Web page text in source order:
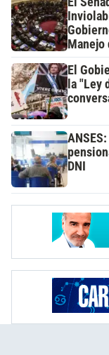
Manejo
El
la "Ley
DNI